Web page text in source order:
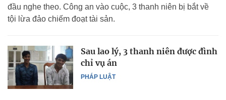
đầu nghe theo. Công an vào cuộc, 3 thanh niên bị bắt về
tội lừa đảo chiếm đoạt tài sản.
PHÁP LUẬT
Sau lao lý, 3 thanh niên được đình
chỉ vụ án